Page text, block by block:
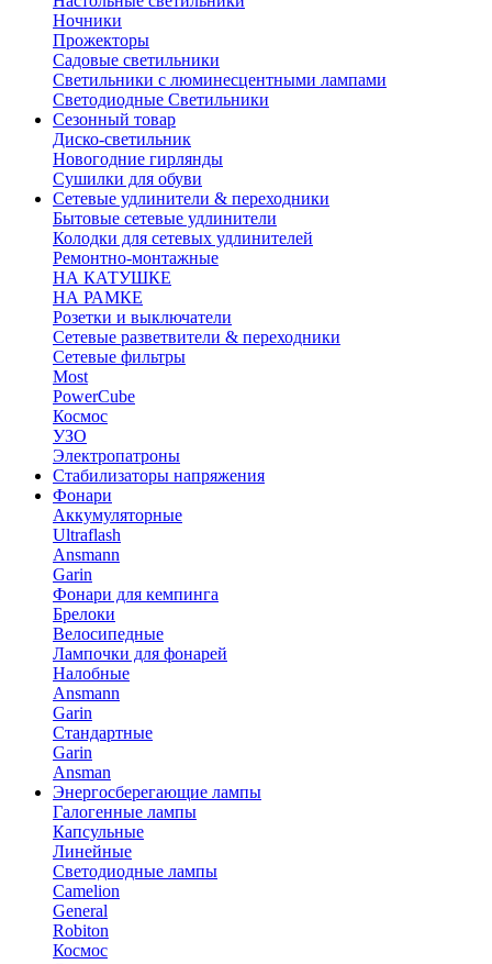
Ночники
Прожекторы
Садовые светильники
Светильники с люминесцентными лампами
Светодиодные Светильники
Сезонный товар
Диско-светильник
Новогодние гирлянды
Сушилки для обуви
Сетевые удлинители & переходники
Бытовые сетевые удлинители
Колодки для сетевых удлинителей
Ремонтно-монтажные
НА КАТУШКЕ
НА РАМКЕ
Розетки и выключатели
Сетевые разветвители & переходники
Сетевые фильтры
Most
PowerCube
Космос
УЗО
Электропатроны
Стабилизаторы напряжения
Фонари
Аккумуляторные
Ultraflash
Ansmann
Garin
Фонари для кемпинга
Брелоки
Велосипедные
Лампочки для фонарей
Налобные
Ansmann
Garin
Стандартные
Garin
Ansman
Энергосберегающие лампы
Галогенные лампы
Капсульные
Линейные
Светодиодные лампы
Camelion
General
Robiton
Космос